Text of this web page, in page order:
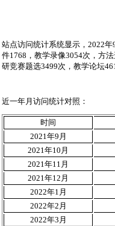
站点访问统计系统显示， 2022年
件1768 ，教学录像3054次，方
研竞赛题选3499次，教学论坛
近一年月访问统计对照：
时间
2021年9 月
2021年10 月
2021年11 月
2021年12 月
2022年1 月
2022年2 月
2022年3 月